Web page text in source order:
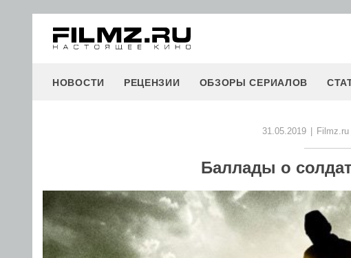
НОВОСТИ РЕЦЕНЗИИ ОБЗОРЫ СЕРИАЛОВ
31.05.2019 Filmz.ru
Баллады о